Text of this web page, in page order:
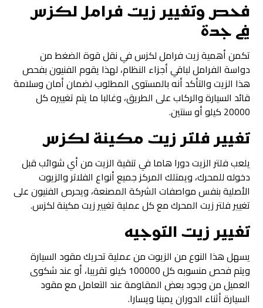
فحص وتغيير زيت فرامل لكزس
في جدة
تكمن أهمية زيت فرامل لكزس في نقل قوة الضغط من
دواسة الفرامل لباقي أجزاء النظام، لهذا يقوم الفنيون بفحص
هذا الزيت والتأكد أنه بالمستوى المطلوب لضمان أمان وسلامة
قائد السيارة والركاب على الطريق، وغالبا ما يتم تغييره كل
20000 كيلو أو سنتين.
تغيير فلتر زيت مكينة لكزس
يلعب فلتر الزيت دورا هاما في تنقية الزيت من أي شوائب قبل
دخوله للمحرك، ويمتلك المركز جميع أنواع الفلاتر والزيوت
الأصلية بنفس مواصفات الشركة المصنعة، ويحرص الفنيون على
تغيير فلتر زيت المحرك مع كل عملية تغيير زيت مكينة لكزس.
تغيير زيت التوجيه
يسهل هذا النوع من الزيوت من عملية تحريك مقود السيارة
ويتم فحص منسوبه كل 100000 كيلو تقريبا، أو عند شكوى
العميل من وجود بعض المقاومة عند التعامل مع مقود
السيارة أثناء الدوران يمينا ويسارا.